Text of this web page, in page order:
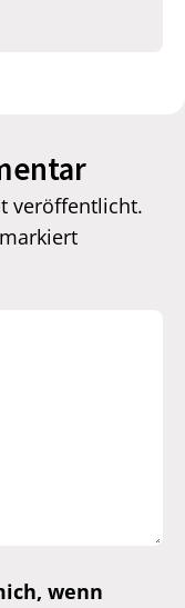
veröffentlicht.
markiert
wenn